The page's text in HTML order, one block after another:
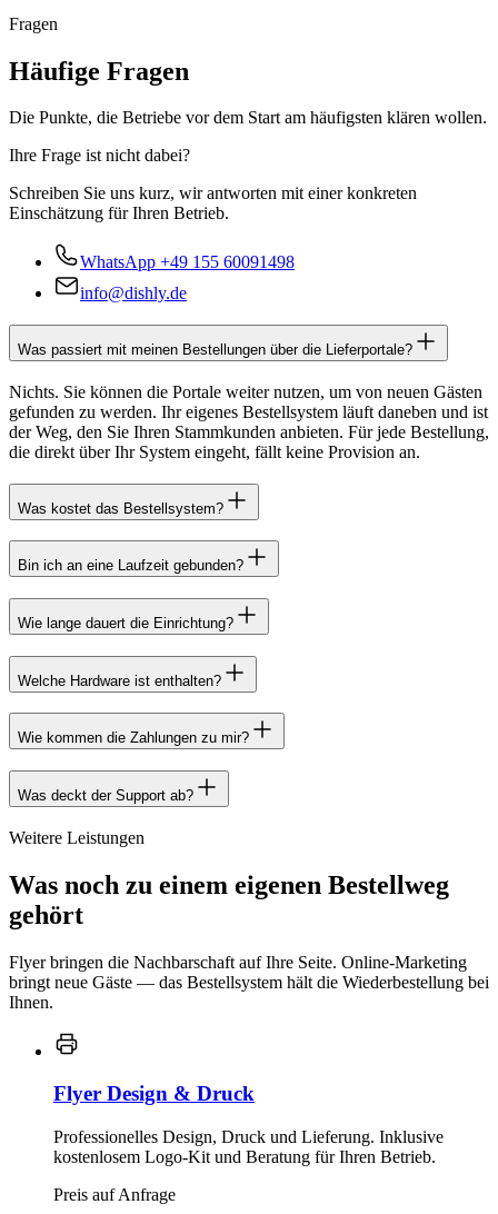
Fragen
Häufige Fragen
Die Punkte, die Betriebe vor dem Start am häufigsten klären wollen.
Ihre Frage ist nicht dabei?
Schreiben Sie uns kurz, wir antworten mit einer konkreten
Einschätzung für Ihren Betrieb.
WhatsApp +49 155 60091498
info@dishly.de
Was passiert mit meinen Bestellungen über die Lieferportale?
Nichts. Sie können die Portale weiter nutzen, um von neuen Gästen
gefunden zu werden. Ihr eigenes Bestellsystem läuft daneben und ist
der Weg, den Sie Ihren Stammkunden anbieten. Für jede Bestellung,
die direkt über Ihr System eingeht, fällt keine Provision an.
Was kostet das Bestellsystem?
Bin ich an eine Laufzeit gebunden?
Wie lange dauert die Einrichtung?
Welche Hardware ist enthalten?
Wie kommen die Zahlungen zu mir?
Was deckt der Support ab?
Weitere Leistungen
Was noch zu einem eigenen Bestellweg
gehört
Flyer bringen die Nachbarschaft auf Ihre Seite. Online-Marketing
bringt neue Gäste — das Bestellsystem hält die Wiederbestellung bei
Ihnen.
Flyer Design & Druck
Professionelles Design, Druck und Lieferung. Inklusive
kostenlosem Logo-Kit und Beratung für Ihren Betrieb.
Preis auf Anfrage